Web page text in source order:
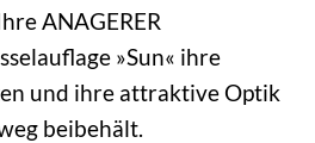
ANAGERER
»Sun« ihre
und ihre attraktive Optik
beibehält.